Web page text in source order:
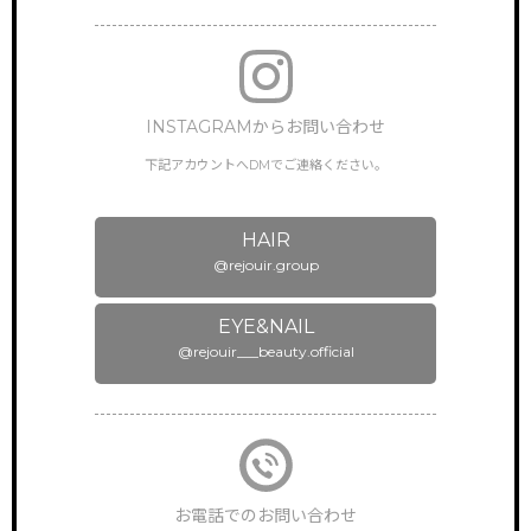
NEWS & TOPICS 新着情報
公式インスタグラム
ONLINEGUIDANCE オンライン見学
COMPANY 会社概要
CONTACT お問い合わせ
INSTAGRAMからお問い合わせ
下記アカウントへDMでご連絡ください。
HAIR
@rejouir.group
EYE&NAIL
@rejouir___beauty.official
お電話でのお問い合わせ